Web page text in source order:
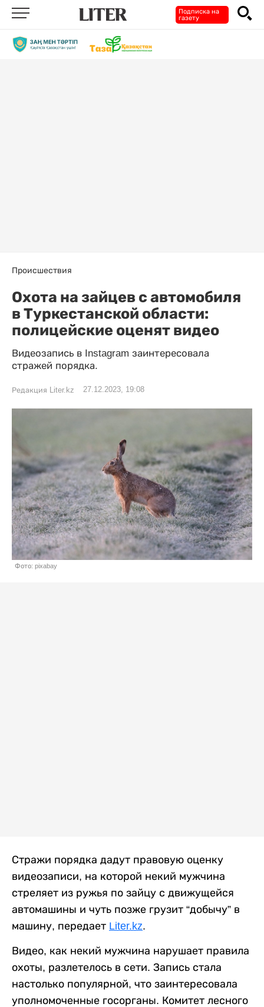
Подписка на
газету
Происшествия
Охота на зайцев с автомобиля
в Туркестанской области:
полицейские оценят видео
Видеозапись в Instagram заинтересовала
стражей порядка.
Редакция Liter.kz 27.12.2023, 19:08
Фото: pixabay
Стражи порядка дадут правовую оценку
видеозаписи, на которой некий мужчина
стреляет из ружья по зайцу с движущейся
автомашины и чуть позже грузит “добычу” в
машину, передает Liter.kz.
Видео, как некий мужчина нарушает правила
охоты, разлетелось в сети. Запись стала
настолько популярной, что заинтересовала
уполномоченные госорганы. Комитет лесного